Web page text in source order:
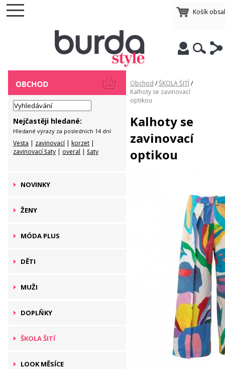
Košík
Nejčastěji hledané:
Hledané výrazy za posledních 14 dní
Vesta | zavinovací | korzet |
zavinovací šaty | overal | šaty
NOVINKY
ŽENY
MÓDA PLUS
DĚTI
MUŽI
DOPLŇKY
ŠKOLA ŠITÍ
LOOK MĚSÍCE
Obchod /ŠKOLA ŠITÍ /
Kalhoty se zavinovací
optikou
Kalhoty se
zavinovací
optikou